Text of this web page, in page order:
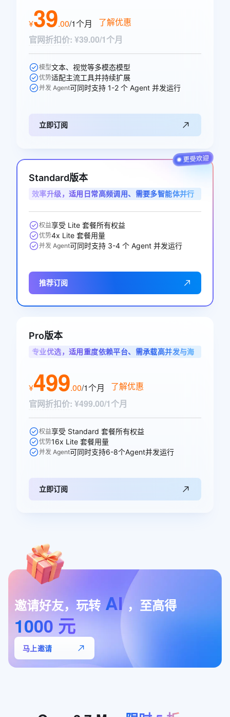
¥39.00/1个月
了解优惠
官网折扣价: ¥39.00/1个月
模型文本、视觉等多模态模型
优势适配主流工具并持续扩展
并发 Agent可同时支持 1-2 个 Agent 并发运行
立即订阅
Standard版本
效率升级，适用日常高频调用、需要多智能体并行
权益享受 Lite 套餐所有权益
优势4x Lite 套餐用量
并发 Agent可同时支持 3-4 个 Agent 并发运行
推荐订阅
Pro版本
专业优选，适用重度依赖平台、需承载高并发与海
¥499.00/1个月
了解优惠
官网折扣价: ¥499.00/1个月
权益享受 Standard 套餐所有权益
优势16x Lite 套餐用量
并发 Agent可同时支持6-8个Agent并发运行
立即订阅
邀请好友，玩转 AI ，至高得
1000 元
马上邀请